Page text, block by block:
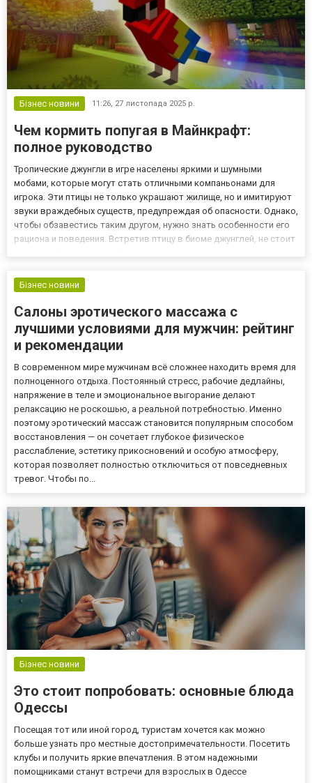
Бізнес новини 11:26, 27 листопада 2025 р.
Чем кормить попугая в Майнкрафт:
полное руководство
Тропические джунгли в игре населены яркими и шумными
мобами, которые могут стать отличными компаньонами для
игрока. Эти птицы не только украшают жилище, но и имитируют
звуки враждебных существ, предупреждая об опасности. Однако,
чтобы обзавестись таким другом, нужно знать особенности его
рациона и поведения. Встретив птицу в биоме джунглей, не стоит
Бізнес новини
Салоны эротического массажа с
лучшими условиями для мужчин: рейтинг
и рекомендации
В современном мире мужчинам всё сложнее находить время для
полноценного отдыха. Постоянный стресс, рабочие дедлайны,
напряжение в теле и эмоциональное выгорание делают
релаксацию не роскошью, а реальной потребностью. Именно
поэтому эротический массаж становится популярным способом
восстановления — он сочетает глубокое физическое
расслабление, эстетику прикосновений и особую атмосферу,
которая позволяет полностью отключиться от повседневных
тревог. Чтобы по...
Бізнес новини
Это стоит попробовать: основные блюда
Одессы
Посещая тот или иной город, туристам хочется как можно
больше узнать про местные достопримечательности. Посетить
клубы и получить яркие впечатления. В этом надежными
помощниками станут встречи для взрослых в Одессе